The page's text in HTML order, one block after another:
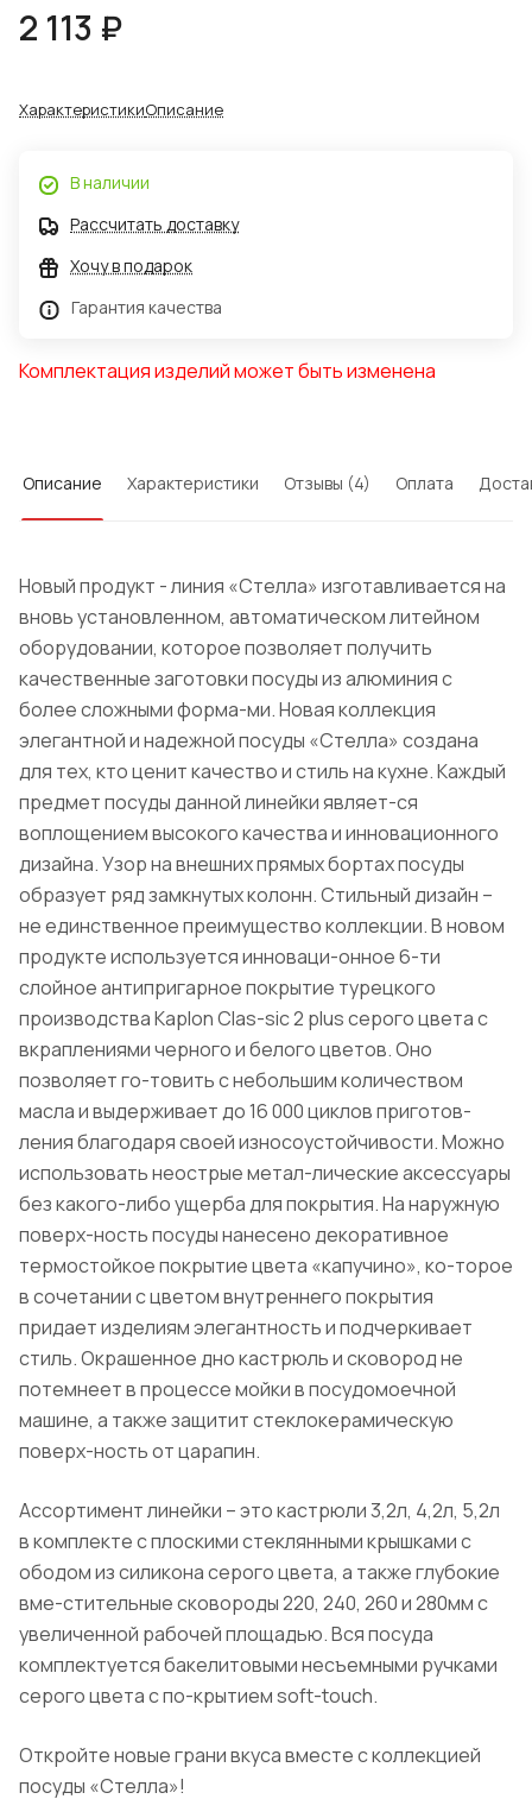
2 113 ₽
ХарактеристикиОписание
В наличии
Рассчитать доставку
Хочу в подарок
Гарантия качества
Комплектация изделий может быть изменена
Описание Характеристики Отзывы (4) Оплата
Новый продукт - линия «Стелла» изготавливается на
вновь установленном, автоматическом литейном
оборудовании, которое позволяет получить
качественные заготовки посуды из алюминия с
более сложными форма-ми. Новая коллекция
элегантной и надежной посуды «Стелла» создана
для тех, кто ценит качество и стиль на кухне. Каждый
предмет посуды данной линейки являет-ся
воплощением высокого качества и инновационного
дизайна. Узор на внешних прямых бортах посуды
образует ряд замкнутых колонн. Стильный дизайн –
не единственное преимущество коллекции. В новом
продукте используется инноваци-онное 6-ти
слойное антипригарное покрытие турецкого
производства Kaplon Clas-sic 2 plus серого цвета с
вкраплениями черного и белого цветов. Оно
позволяет го-товить с небольшим количеством
масла и выдерживает до 16 000 циклов приготов-
ления благодаря своей износоустойчивости. Можно
использовать неострые метал-лические аксессуары
без какого-либо ущерба для покрытия. На наружную
поверх-ность посуды нанесено декоративное
термостойкое покрытие цвета «капучино», ко-торое
в сочетании с цветом внутреннего покрытия
придает изделиям элегантность и подчеркивает
стиль. Окрашенное дно кастрюль и сковород не
потемнеет в процессе мойки в посудомоечной
машине, а также защитит стеклокерамическую
поверх-ность от царапин.
Ассортимент линейки – это кастрюли 3,2л, 4,2л, 5,2л
в комплекте с плоскими стеклянными крышками с
ободом из силикона серого цвета, а также глубокие
вме-стительные сковороды 220, 240, 260 и 280мм с
увеличенной рабочей площадью. Вся посуда
комплектуется бакелитовыми несъемными ручками
серого цвета с по-крытием soft-touch.
Откройте новые грани вкуса вместе с коллекцией
посуды «Стелла»!